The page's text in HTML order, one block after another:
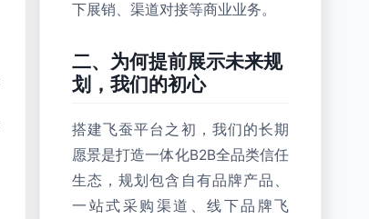
下展销、渠道对接等商业业务。
二、为何提前展示未来规
划，我们的初心
搭建飞蚕平台之初，我们的长期
愿景是打造一体化B2B全品类信任
生态，规划包含自有品牌产品、
一站式采购渠道、线下品牌飞